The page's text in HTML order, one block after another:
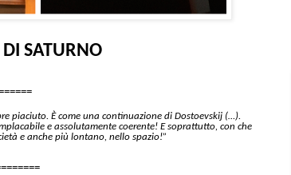
SATURNO
piaciuto. È come una continuazione di Dostoevskij (…).
e assolutamente coerente! E soprattutto, con che
e anche più lontano, nello spazio!”